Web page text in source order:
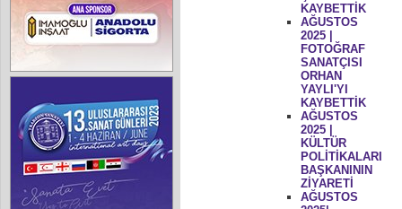
KAYBETTİK
AĞUSTOS
2025 |
FOTOĞRAF
SANATÇISI
ORHAN
YAYLI'YI
KAYBETTİK
AĞUSTOS
2025 |
KÜLTÜR
POLİTİKALARI
BAŞKANININ
ZİYARETİ
AĞUSTOS